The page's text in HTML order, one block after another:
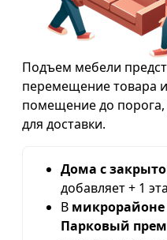
Подъем мебели
перемещение товара
помещение до порога,
для доставки.
Дома с
добавляет + 1
В
Парковый